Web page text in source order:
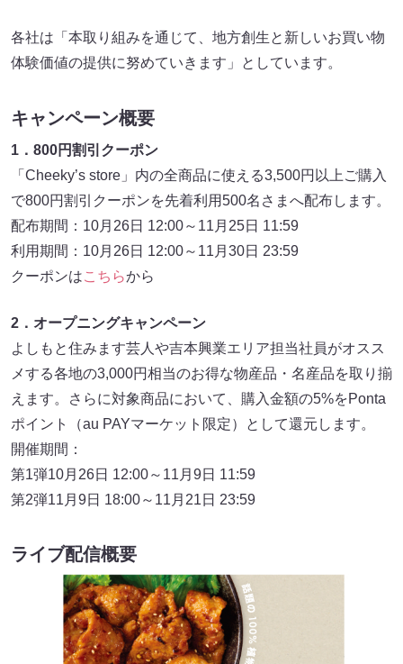
各社は「本取り組みを通じて、地方創生と新しいお買い物
体験価値の提供に努めていきます」としています。
キャンペーン概要
1．800円割引クーポン
「Cheeky’s store」内の全商品に使える3,500円以上ご購入
で800円割引クーポンを先着利用500名さまへ配布します。
配布期間：10月26日 12:00～11月25日 11:59
利用期間：10月26日 12:00～11月30日 23:59
クーポンはこちらから
2．オープニングキャンペーン
よしもと住みます芸人や吉本興業エリア担当社員がオスス
メする各地の3,000円相当のお得な物産品・名産品を取り揃
えます。さらに対象商品において、購入金額の5%をPonta
ポイント（au PAYマーケット限定）として還元します。
開催期間：
第1弾10月26日 12:00～11月9日 11:59
第2弾11月9日 18:00～11月21日 23:59
ライブ配信概要